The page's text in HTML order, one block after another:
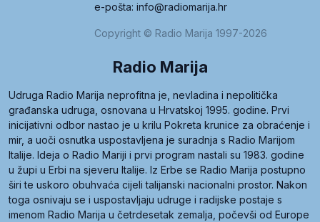
e-pošta: info@radiomarija.hr
Copyright © Radio Marija 1997-2026
Radio Marija
Udruga Radio Marija neprofitna je, nevladina i nepolitička
građanska udruga, osnovana u Hrvatskoj 1995. godine. Prvi
inicijativni odbor nastao je u krilu Pokreta krunice za obraćenje i
mir, a uoči osnutka uspostavljena je suradnja s Radio Marijom
Italije. Ideja o Radio Mariji i prvi program nastali su 1983. godine
u župi u Erbi na sjeveru Italije. Iz Erbe se Radio Marija postupno
širi te uskoro obuhvaća cijeli talijanski nacionalni prostor. Nakon
toga osnivaju se i uspostavljaju udruge i radijske postaje s
imenom Radio Marija u četrdesetak zemalja, počevši od Europe